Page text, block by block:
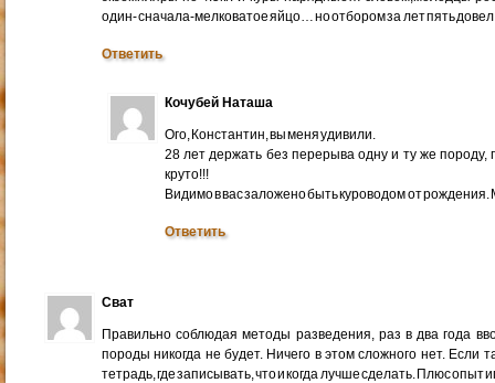
один- сначала-мелковатое яйцо… но отбором за лет пять
Ответить
Кочубей Наташа
Ого, Константин, вы меня удивили.
28 лет держать без перерыва одну и ту же
круто!!!
Видимо в вас заложено быть куроводом от рождения.
Ответить
Сват
Правильно соблюдая методы разведения, раз в два года
породы никогда не будет. Ничего в этом сложного нет. Если
тетрадь, где записывать, что и когда лучше сделать. Плюс опыт